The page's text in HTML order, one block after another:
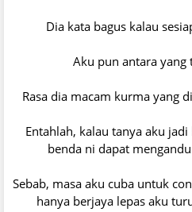
Dia kata bagus kalau
Aku pun antara yang
Rasa dia macam kurma yang
Entahlah, kalau tanya aku
benda ni dapat
Sebab, masa aku cuba untuk
hanya berjaya lepas aku